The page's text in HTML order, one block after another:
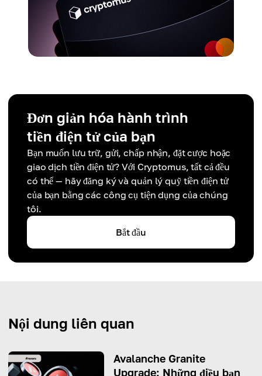
Đơn giản hóa hành trình
tiền điện tử của bạn
Bạn muốn lưu trữ, gửi, chấp nhận, đặt cược hoặc
giao dịch tiền điện tử? Với Cryptomus, tất cả đều
có thể — hãy đăng ký và quản lý quỹ tiền điện tử
của bạn bằng các công cụ tiện dụng của chúng
tôi.
Bắt đầu
Nội dung liên quan
Avalanche Granite
Upgrade: Những điều bạn